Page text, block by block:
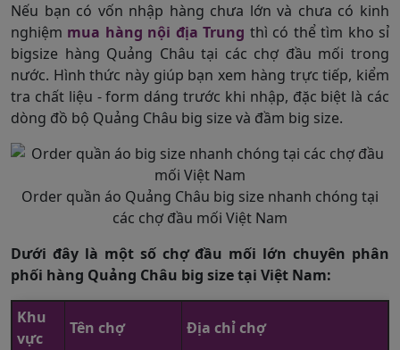
Nếu bạn có vốn nhập hàng chưa lớn và chưa có kinh
nghiệm mua hàng nội địa Trung thì có thể tìm kho sỉ
bigsize hàng Quảng Châu tại các chợ đầu mối trong
nước. Hình thức này giúp bạn xem hàng trực tiếp, kiểm
tra chất liệu - form dáng trước khi nhập, đặc biệt là các
dòng đồ bộ Quảng Châu big size và đầm big size.
Order quần áo Quảng Châu big size nhanh chóng tại
các chợ đầu mối Việt Nam
Dưới đây là một số chợ đầu mối lớn chuyên phân
phối hàng Quảng Châu big size tại Việt Nam:
Khu
vực
Tên chợ Địa chỉ chợ